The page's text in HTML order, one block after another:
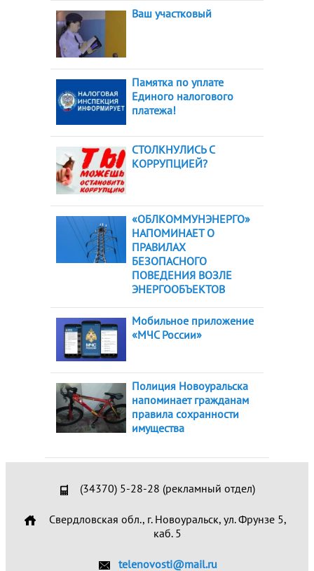
Ваш участковый
Памятка по уплате
Единого налогового
платежа!
СТОЛКНУЛИСЬ С
КОРРУПЦИЕЙ?
«ОБЛКОММУНЭНЕРГО»
НАПОМИНАЕТ О
ПРАВИЛАХ
БЕЗОПАСНОГО
ПОВЕДЕНИЯ ВОЗЛЕ
ЭНЕРГООБЪЕКТОВ
Мобильное приложение
«МЧС России»
Полиция Новоуральска
напоминает гражданам
правила сохранности
имущества
(34370) 5-28-28 (рекламный отдел)
Свердловская обл., г. Новоуральск, ул. Фрунзе 5,
каб. 5
telenovosti@mail.ru